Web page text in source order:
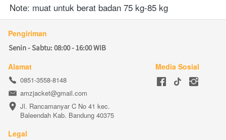
Note: muat untuk berat badan 75 kg-85 kg
Pengiriman
Senin - Sabtu: 08:00 - 16:00 WIB
Alamat
0851-3558-8148
amzjacket@gmail.com
Jl. Rancamanyar C No 41 kec.
Baleendah Kab. Bandung 40375
Media Sosial
Legal